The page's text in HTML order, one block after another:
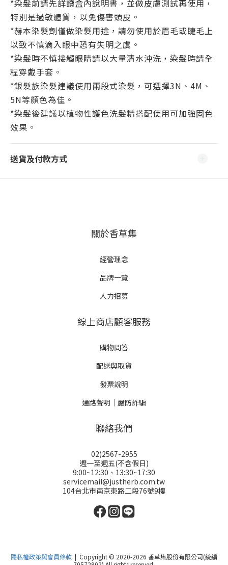
*染髮前請先詳讀盒內說明書，並做皮膚測試再使用，
特別是過敏體質，以免傷害頭皮。
*赫本染髮劑僅做染髮用途，請勿使用於眉毛或睫毛上
以致不慎滴入眼中恐有失明之虞。
*染髮時不慎接觸眼睛請以大量清水沖洗，染髮時請全
程穿戴手套。
*銀髮族染髮建議使用兩段式染髮，可選擇3N、4M、
5N等顏色為佳。
*染髮後建議以植物性護色洗髮精搭配使用可加強固色
效果。
送貨及付款方式
關於香草集
經營理念
品牌一覽
人力招募
線上商店顧客服務
購物問答
配送與取貨
發票說明
通路聲明｜嚴防詐騙
聯絡我們
02)2567-2955
週一至週五(不含假日)
9:00~12:30、13:30~17:30
servicemail@justherb.com.tw
104台北市南京東路二段76號9樓
隱私權政策與會員條款 | Copyright © 2020-2026 香草集股份有限公司(統編